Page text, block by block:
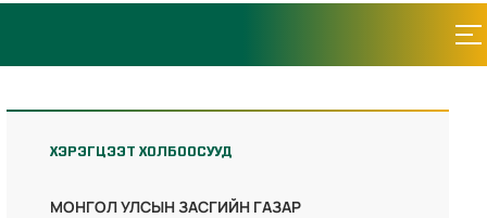
ХЭРЭГЦЭЭТ ХОЛБООСУУД
МОНГОЛ УЛСЫН ЗАСГИЙН ГАЗАР